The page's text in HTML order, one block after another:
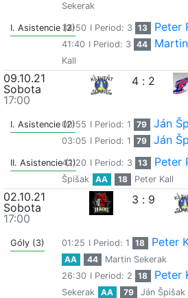
Sekerak
I. Asistencie (2)34:50 I Period: 3 13 Peter
41:40 I Period: 3 44
Kall
09.10.21
Sobota
17:00
4 : 2
I. Asistencie (2)00:55 I Period: 1 79 Ján
03:05 I Period: 1 79 Ján
II. Asistencie (1)
42:20 I Period: 3 13 Peter
Špišak
AA 18 Peter Kall
02.10.21
Sobota
17:00
3 : 9
Góly (3) 01:25 I Period: 1 18 Peter
AA
44
Martin Sekerak
26:30 I Period: 2 18 Peter
Sekerak
AA 79
Ján Špišak